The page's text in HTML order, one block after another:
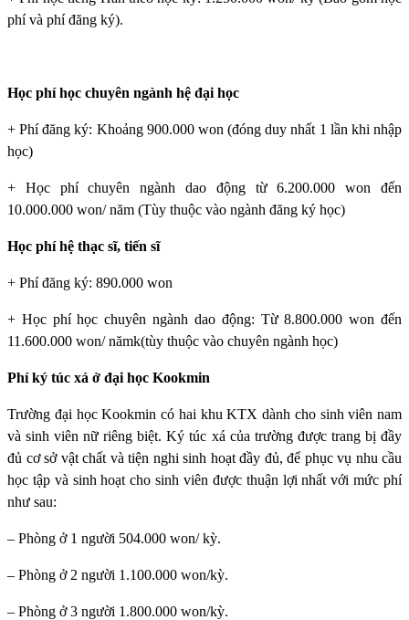
phí và phí đăng ký).
Học phí học chuyên ngành hệ đại học
+ Phí đăng ký: Khoảng 900.000 won (đóng duy nhất 1 lần khi nhập
học)
+ Học phí chuyên ngành dao động từ 6.200.000 won đến
10.000.000 won/ năm (Tùy thuộc vào ngành đăng ký học)
Học phí hệ thạc sĩ, tiến sĩ
+ Phí đăng ký: 890.000 won
+ Học phí học chuyên ngành dao động: Từ 8.800.000 won đến
11.600.000 won/ nămk(tùy thuộc vào chuyên ngành học)
Phí ký túc xá ở đại học Kookmin
Trường đại học Kookmin có hai khu KTX dành cho sinh viên nam
và sinh viên nữ riêng biệt. Ký túc xá của trường được trang bị đầy
đủ cơ sở vật chất và tiện nghi sinh hoạt đầy đủ, để phục vụ nhu cầu
học tập và sinh hoạt cho sinh viên được thuận lợi nhất với mức phí
như sau:
– Phòng ở 1 người 504.000 won/ kỳ.
– Phòng ở 2 người 1.100.000 won/kỳ.
– Phòng ở 3 người 1.800.000 won/kỳ.